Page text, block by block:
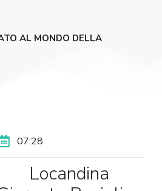
AL MONDO DELLA
07:28